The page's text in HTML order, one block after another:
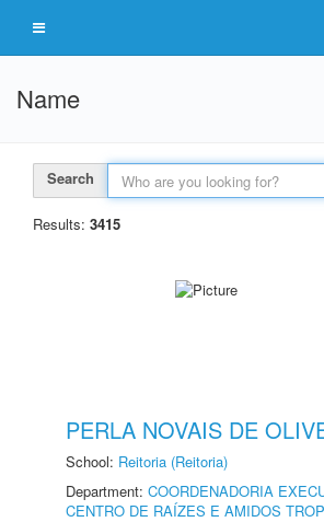
Name
Search
Results: 3415
PERLA NOVAIS DE
School: Reitoria (Reitoria)
Department: COORDENADORIA
CENTRO DE RAÍZES E AMIDOS